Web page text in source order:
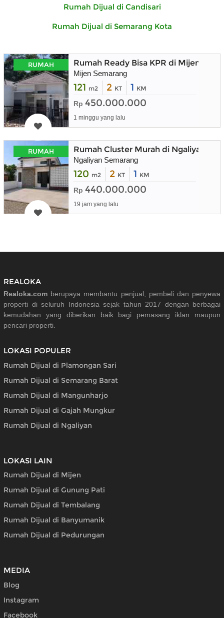
Rumah Dijual di Candisari
Rumah Dijual di Semarang Kota
RUMAH Rumah Ready Bisa KPR di Mijen
Mijen Semarang
121 m2 2 KT 1 KM
Rp 450.000.000
1 minggu yang lalu
RUMAH Rumah Cluster Murah di Ngaliyan
Ngaliyan Semarang
120 m2 2 KT 1 KM
Rp 440.000.000
19 jam yang lalu
REALOKA
Realoka.com berupaya membantu penjual, pembeli dan penyewa
properti di seluruh Indonesia sejak tahun 2017 dengan berbagai
kemudahan yang diberikan baik bagi pemasang iklan maupun
pencari properti.
LOKASI POPULER
Rumah Dijual di Plamongan Sari
Rumah Dijual di Semarang Barat
Rumah Dijual di Mangunharjo
Rumah Dijual di Gajah Mungkur
Rumah Dijual di Ngaliyan
LOKASI LAIN
Rumah Dijual di Mijen
Rumah Dijual di Gunung Pati
Rumah Dijual di Tembalang
Rumah Dijual di Banyumanik
Rumah Dijual di Pedurungan
MEDIA
Blog
Instagram
Facebook